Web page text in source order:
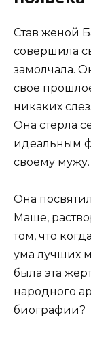
Став женой
совершила
замолчала.
свое
никаких
Она стерла
идеальным
своему мужу.
Она
Маше,
том, что
ума лучших
была эта
народного
биографии?